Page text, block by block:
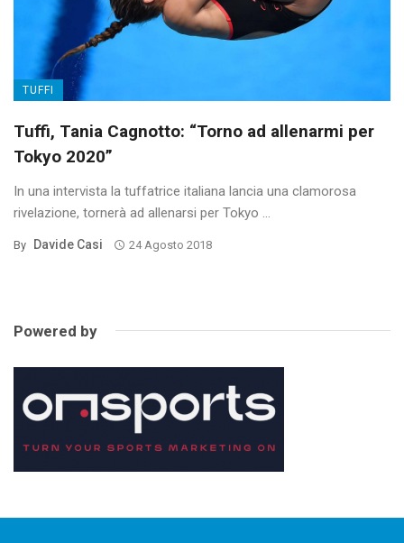
TUFFI
Tuffi, Tania Cagnotto: “Torno ad allenarmi per
Tokyo 2020”
In una intervista la tuffatrice italiana lancia una clamorosa
rivelazione, tornerà ad allenarsi per Tokyo ...
By Davide Casi 24 Agosto 2018
Powered by